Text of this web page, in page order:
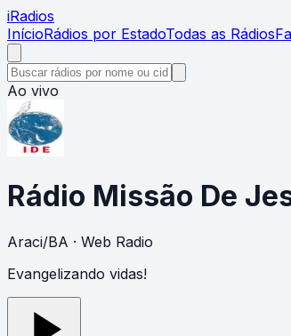
iRadios
InícioRádios por EstadoTodas as Rádios
Ao vivo
Rádio Missão De
Araci/BA · Web Radio
Evangelizando vidas!